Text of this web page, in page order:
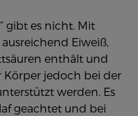
gibt es nicht. Mit
Eiweiß,
enthält und
Körper jedoch bei der
werden. Es
geachtet und bei